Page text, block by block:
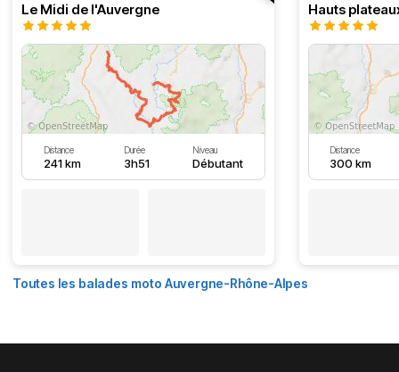
Le Midi de l'Auvergne
Distance
241 km
Durée
3h51
Niveau
Débutant
Hauts
Distance
300 km
Toutes les balades moto Auvergne-Rhône-Alpes